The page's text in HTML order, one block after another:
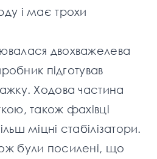
і має трохи
двохважелева
підготував
Ходова частина
також фахівці
міцні стабілізатори.
були посилені, що